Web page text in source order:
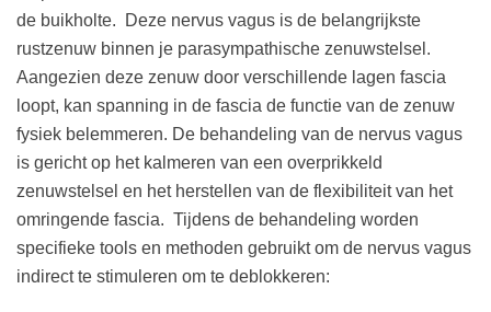
de buikholte. Deze nervus vagus is de belangrijkste
rustzenuw binnen je parasympathische zenuwstelsel.
Aangezien deze zenuw door verschillende lagen fascia
loopt, kan spanning in de fascia de functie van de zenuw
fysiek belemmeren. De behandeling van de nervus vagus
is gericht op het kalmeren van een overprikkeld
zenuwstelsel en het herstellen van de flexibiliteit van het
omringende fascia. Tijdens de behandeling worden
specifieke tools en methoden gebruikt om de nervus vagus
indirect te stimuleren om te deblokkeren: